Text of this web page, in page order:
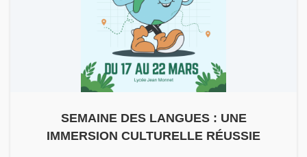
SEMAINE DES LANGUES : UNE
IMMERSION CULTURELLE RÉUSSIE